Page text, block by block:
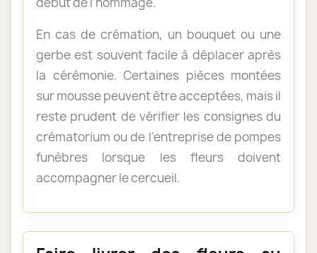
En cas de crémation, un bouquet ou une
gerbe est souvent facile à déplacer après
la cérémonie. Certaines pièces montées
sur mousse peuvent être acceptées, mais il
reste prudent de vérifier les consignes du
crématorium ou de l’entreprise de pompes
funèbres lorsque les fleurs doivent
accompagner le cercueil.